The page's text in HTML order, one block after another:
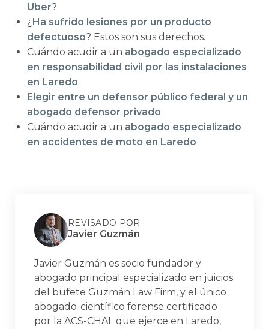
Uber?
¿ Ha sufrido lesiones por un producto
defectuoso? Estos son sus derechos.
Cuándo acudir a un abogado especializado
en responsabilidad civil por las instalaciones
en Laredo
Elegir entre un defensor público federal y un
abogado defensor privado
Cuándo acudir a un abogado especializado
en accidentes de moto en Laredo
REVISADO POR:
Javier Guzmán
Javier Guzmán es socio fundador y
abogado principal especializado en juicios
del bufete Guzmán Law Firm, y el único
abogado-científico forense certificado
por la ACS-CHAL que ejerce en Laredo,